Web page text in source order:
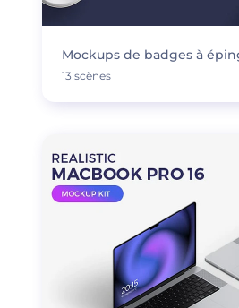
Mockups de badges à
13 scènes